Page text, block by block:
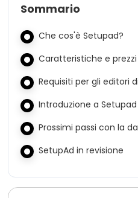
Sommario
Che cos'è Setupad?
Caratteristiche e prezzi
Requisiti per gli editori
Introduzione a Setupad
Prossimi passi con la
SetupAd in revisione